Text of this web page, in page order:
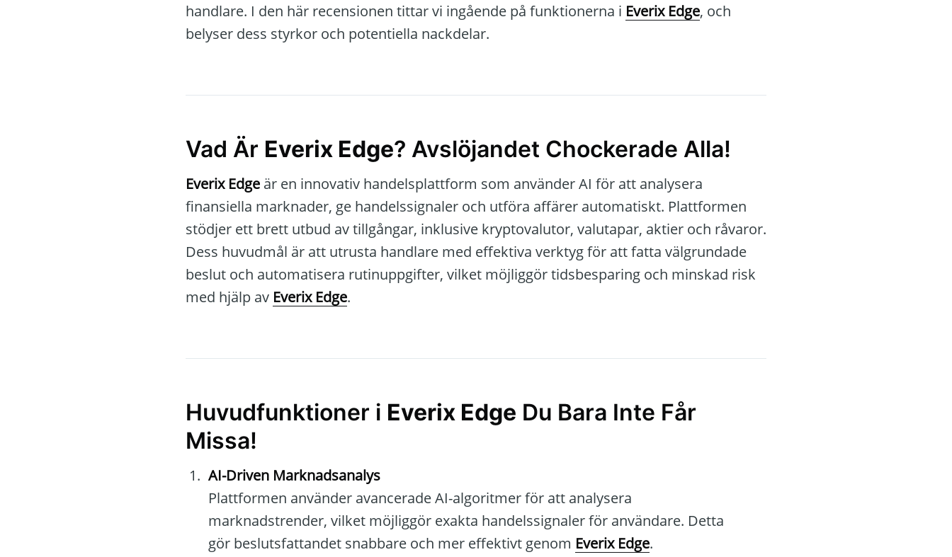
handlare. I den här recensionen tittar vi ingående på funktionerna i Everix Edge, och
belyser dess styrkor och potentiella nackdelar.
Vad Är Everix Edge? Avslöjandet Chockerade Alla!
Everix Edge är en innovativ handelsplattform som använder AI för att analysera
finansiella marknader, ge handelssignaler och utföra affärer automatiskt. Plattformen
stödjer ett brett utbud av tillgångar, inklusive kryptovalutor, valutapar, aktier och råvaror.
Dess huvudmål är att utrusta handlare med effektiva verktyg för att fatta välgrundade
beslut och automatisera rutinuppgifter, vilket möjliggör tidsbesparing och minskad risk
med hjälp av Everix Edge.
Huvudfunktioner i Everix Edge Du Bara Inte Får
Missa!
AI-Driven Marknadsanalys
Plattformen använder avancerade AI-algoritmer för att analysera
marknadstrender, vilket möjliggör exakta handelssignaler för användare. Detta
gör beslutsfattandet snabbare och mer effektivt genom Everix Edge.